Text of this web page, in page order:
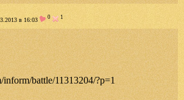
в 16:03 0 1
inform/battle/11313204/?p=1